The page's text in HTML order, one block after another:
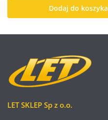
wynosiła: wynosi:
Dodaj do koszyka
LET SKLEP Sp z o.o.